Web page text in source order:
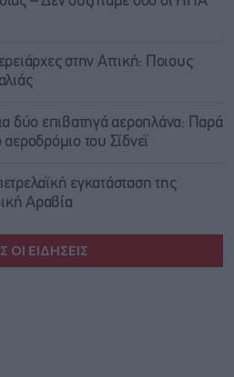
στην Αττική: Ποιους
δύο επιβατηγά αεροπλάνα: Παρά
του Σίδνεϊ
εγκατάσταση της
Αραβία
ΟΙ ΕΙΔΗΣΕΙΣ